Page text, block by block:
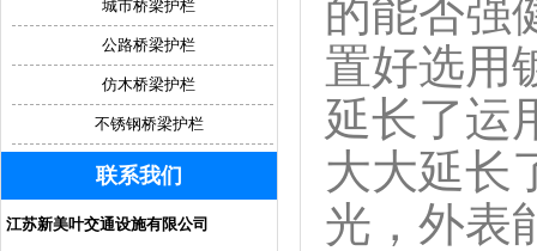
的能否强
置好选用
延长了运
大大延长
光，外表
城市桥梁护栏
公路桥梁护栏
仿木桥梁护栏
不锈钢桥梁护栏
联系我们
江苏新美叶交通设施有限公司